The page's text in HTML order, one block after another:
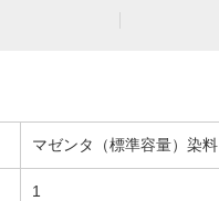
マゼンタ（標準容量）染料
1